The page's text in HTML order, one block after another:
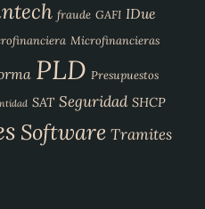
fraude GAFI IDue
Microfinancieras
PLD Presupuestos
SAT Seguridad SHCP
Software Tramites